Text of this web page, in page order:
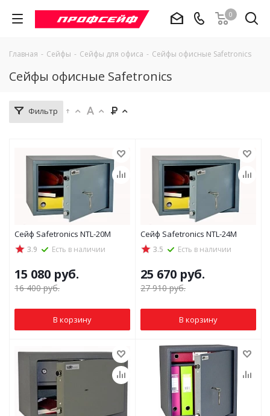
0
Главная - Сейфы - Сейфы для офиса - Сейфы офисные Safetronics
Сейфы офисные Safetronics
Фильтр
Сейф Safetronics NTL-20M
3.9 Есть в наличии
15 080 руб.
16 400руб.
В корзину
Сейф Safetronics NTL-24M
3.5 Есть в наличии
25 670 руб.
27 910руб.
В корзину